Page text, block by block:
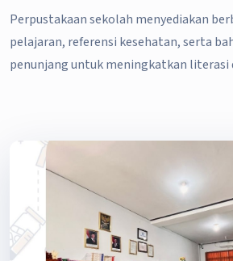
Perpustakaan sekolah menyediakan
pelajaran, referensi kesehatan, serta
penunjang untuk meningkatkan literasi